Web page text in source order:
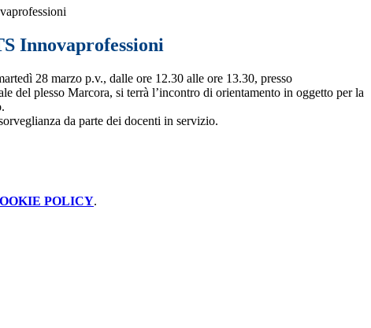
Innovaprofessioni
28 marzo p.v., dalle ore 12.30 alle ore 13.30, presso
del plesso Marcora, si terrà l’incontro di orientamento in oggetto per la
.
da parte dei docenti in servizio.
POLICY.